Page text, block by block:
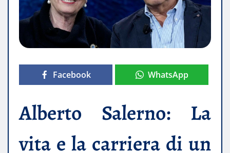
Facebook WhatsApp
Alberto Salerno: La
vita e la carriera di un